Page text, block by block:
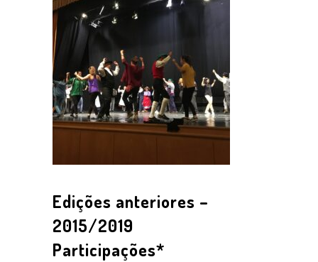
Edições anteriores –
2015/2019
Participações*